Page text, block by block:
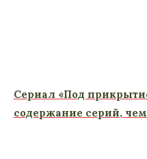
Сериал «Под
содержание серий,